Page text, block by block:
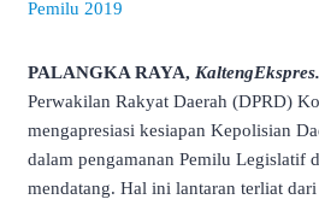
PALANGKA RAYA,
Perwakilan Rakyat Daerah (DPRD)
mengapresiasi kesiapan Kepolisian
dalam pengamanan Pemilu Legislatif
mendatang. Hal ini lantaran terliat